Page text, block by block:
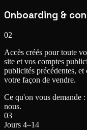
Onboarding &
02
Accès créés pour toute
site et vos comptes
publicités précédentes,
votre façon de vendre.
Ce qu'on vous demande
nous.
03
Jours 4–14